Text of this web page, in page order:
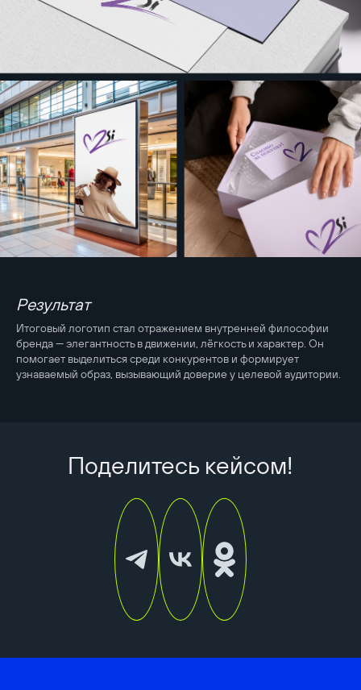
Результат
Итоговый логотип стал отражением внутренней философии
бренда — элегантность в движении, лёгкость и характер. Он
помогает выделиться среди конкурентов и формирует
узнаваемый образ, вызывающий доверие у целевой аудитории.
Поделитесь кейсом!